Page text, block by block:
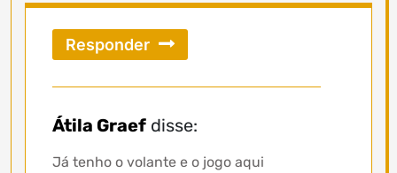
Átila Graef disse:
Já tenho o volante e o jogo aqui
Responder